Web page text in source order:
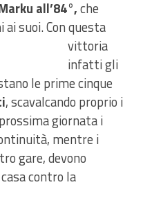
all’84°,che
aisuoi. Con questa
vittoria
infatti gli
le prime cinque
, scavalcando proprio i
giornata i
mentre i
gare, devono
contro la